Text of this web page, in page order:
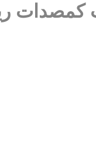
كمصدات